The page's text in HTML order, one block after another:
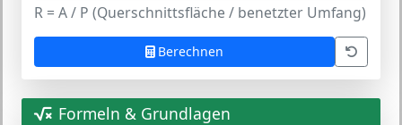
R = A / P (Querschnittsfläche / benetzter Umfang)
Berechnen
Formeln & Grundlagen